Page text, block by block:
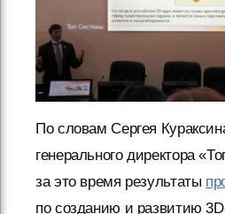
По словам Сергея
генерального директора
за это время результаты
по созданию и развитию